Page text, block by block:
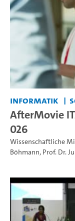
Informatik
AfterMovie
026
Wissenschaftliche
Böhmann, Prof. Dr.